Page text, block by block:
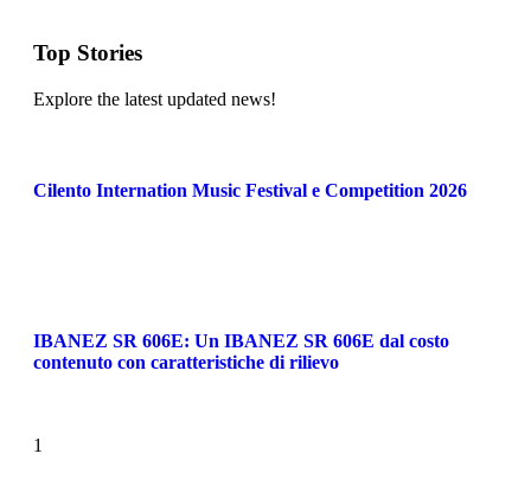
Top Stories
Explore the latest updated news!
Cilento Internation Music Festival e Competition 2026
IBANEZ SR 606E: Un IBANEZ SR 606E dal costo
contenuto con caratteristiche di rilievo
1